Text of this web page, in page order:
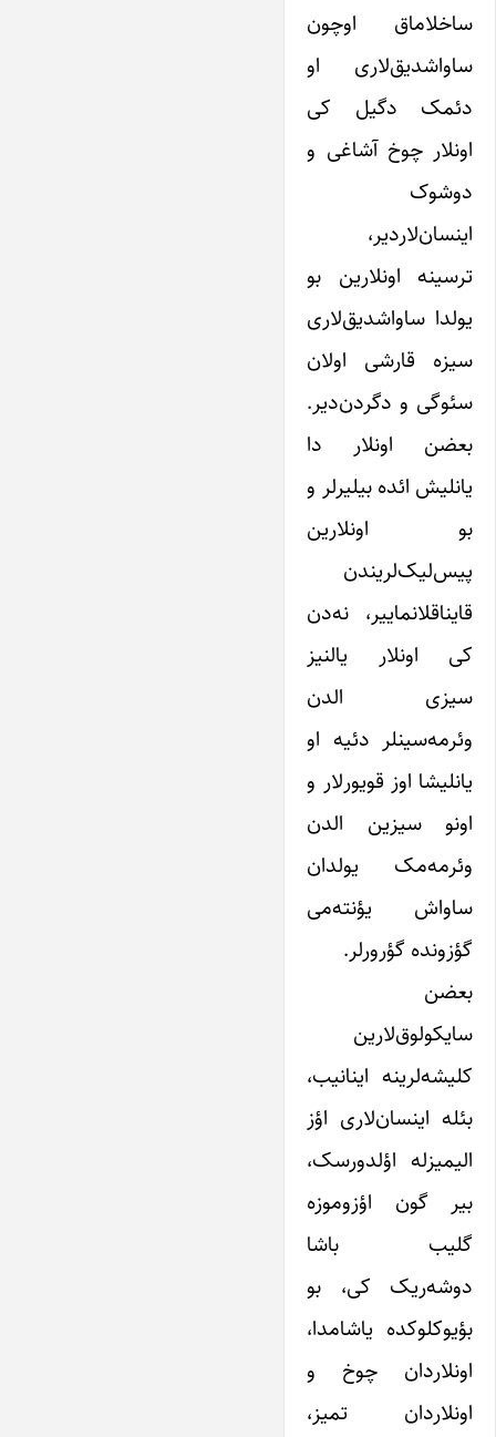
ساخلاماق اوچون
ساواشدیق‌لاری او
دئمک دگیل کی
اونلار چوخ آشاغی و
دوشوک
اینسان‌لاردیر،
ترسینه اونلارین بو
یولدا ساواشدیق‌لاری
سیزه قارشی اولان
سئوگی و دگردن‌دیر.
بعضن اونلار دا
یانلیش ائده بیلیرلر و
بو اونلارین
پیس‌لیک‌لریندن
قایناقلانماییر، نه‌دن
کی اونلار یالنیز
سیزی الدن
وئرمه‌سینلر دئیه او
یانلیشا اوز قویورلار و
اونو سیزین الدن
وئرمه‌مک یولدان
ساواش یؤنته‌می
گؤزونده گؤرورلر.
بعضن
سایکولوق‌لارین
کلیشه‌لرینه اینانیب،
بئله اینسان‌لاری اؤز
الیمیزله اؤلدورسک،
بیر گون اؤزوموزه
گلیب باشا
دوشه‌ریک کی، بو
بؤیوکلوکده یاشامدا،
اونلاردان چوخ و
اونلاردان تمیز،